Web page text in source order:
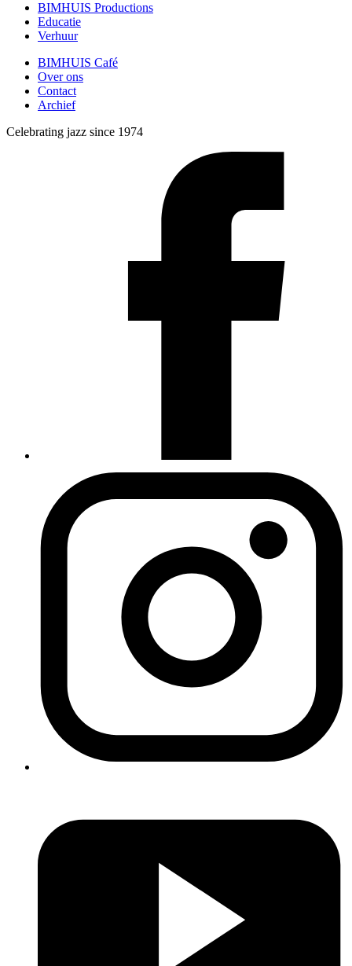
BIMHUIS Productions
Educatie
Verhuur
BIMHUIS Café
Over ons
Contact
Archief
Celebrating jazz since 1974